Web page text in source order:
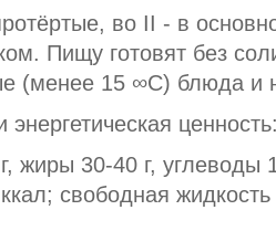
во II - в
Пищу готовят без
(менее 15 ∞С) блюда и
жиры 30-40 г, углеводы
свободная